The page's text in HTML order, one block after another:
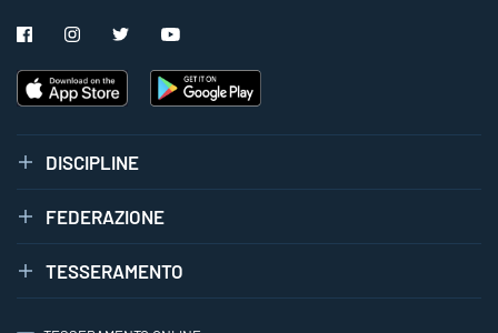
DISCIPLINE
FEDERAZIONE
TESSERAMENTO